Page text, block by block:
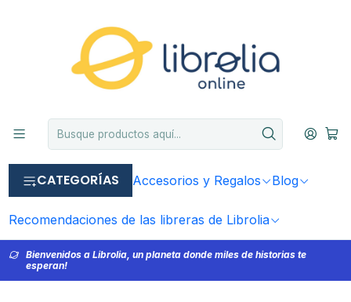
CATEGORÍAS Accesorios y Regalos Blog
Recomendaciones de las libreras de Librolia
Bienvenidos a Librolia, un planeta donde miles de historias te
esperan!